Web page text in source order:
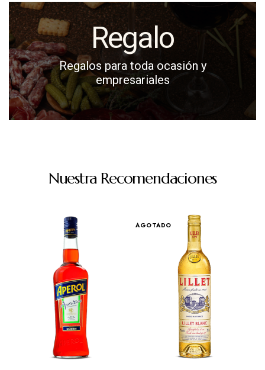
Regalo
Regalos para toda ocasión y
empresariales
Nuestra Recomendaciones
AGOTADO